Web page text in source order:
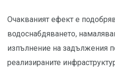
Очакваният ефект е
водоснабдяването,
изпълнение на задължения
реализираните